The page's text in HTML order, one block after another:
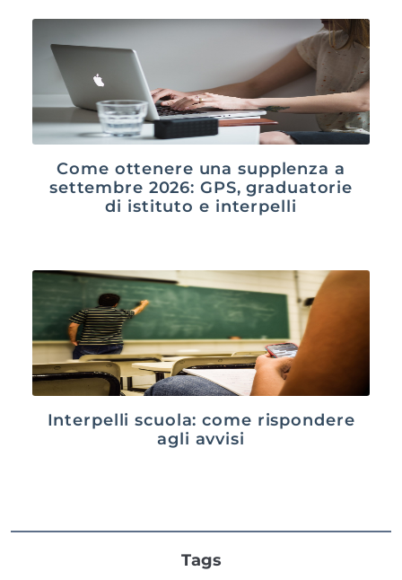
Come ottenere una supplenza a
settembre 2026: GPS, graduatorie
di istituto e interpelli
Interpelli scuola: come rispondere
agli avvisi
Tags